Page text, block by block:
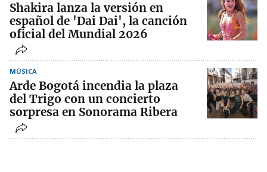
Shakira lanza la versión en
español de 'Dai Dai', la canción
oficial del Mundial 2026
MÚSICA
Arde Bogotá incendia la plaza
del Trigo con un concierto
sorpresa en Sonorama Ribera